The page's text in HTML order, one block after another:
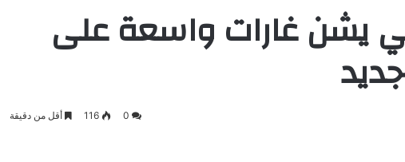
يشن غارات واسعة على
0
116 أقل من دقيقة